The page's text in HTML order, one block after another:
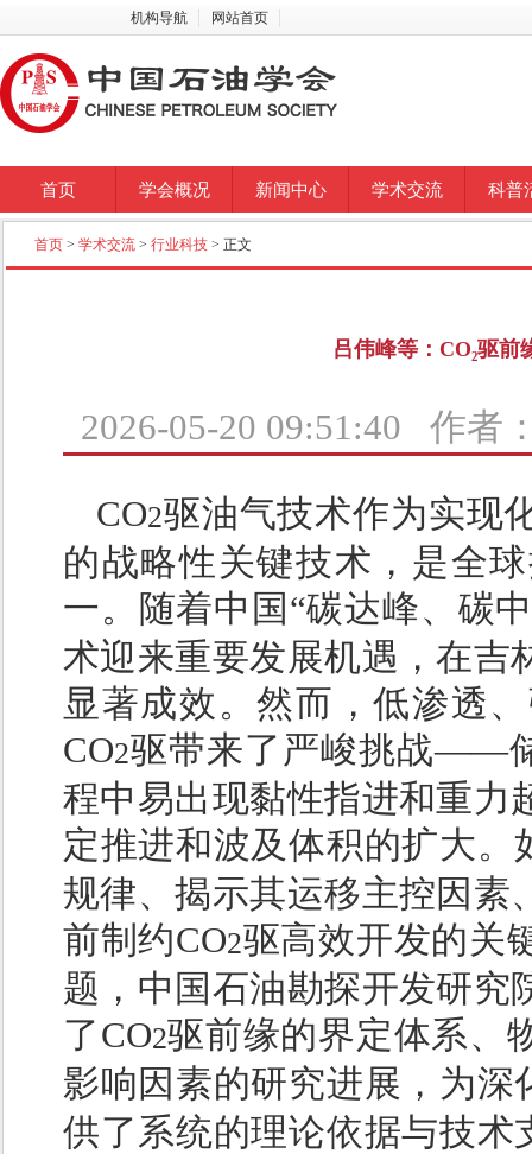
机构导航 网站首页
首页 学会概况 新闻中心 学术交流 科普
首页 > 学术交流 > 行业科技 > 正文
吕伟峰等：CO₂驱
2026-05-20 09:51:40 作者
CO2驱油气技术作为实现
的战略性关键技术，是全
一。随着中国“碳达峰、碳
术迎来重要发展机遇，在吉
显著成效。然而，低渗透
CO2驱带来了严峻挑战——
程中易出现黏性指进和重力
定推进和波及体积的扩大。
规律、揭示其运移主控因素
前制约CO2驱高效开发的关
题，中国石油勘探开发研究
了CO2驱前缘的界定体系、
影响因素的研究进展，为深
供了系统的理论依据与技术